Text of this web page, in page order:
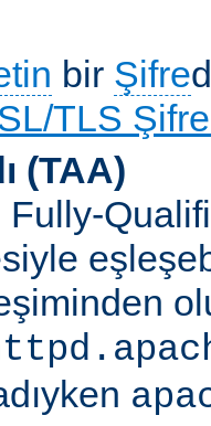
bir Şifre
TLS
(TAA)
Fully-